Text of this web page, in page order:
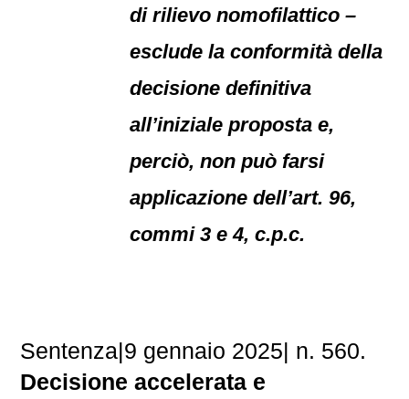
di rilievo nomofilattico –
esclude la conformità della
decisione definitiva
all’iniziale proposta e,
perciò, non può farsi
applicazione dell’art. 96,
commi 3 e 4, c.p.c.
Sentenza|9 gennaio 2025| n. 560.
Decisione accelerata e